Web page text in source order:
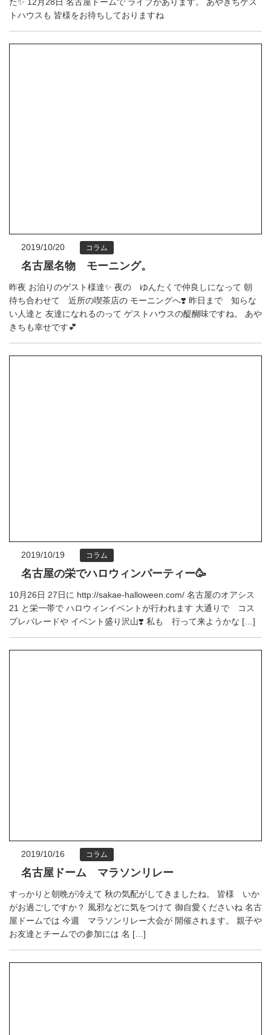
た✨ 12月28日 名古屋ドームで ライブがあります。 あやきちゲス
トハウスも 皆様をお待ちしておりますね
2019/10/20 コラム
名古屋名物 モーニング。
昨夜 お泊りのゲスト様達✨ 夜の ゆんたくで仲良しになって 朝
待ち合わせて 近所の喫茶店の モーニングへ❣️ 昨日まで 知らな
い人達と 友達になれるのって ゲストハウスの醍醐味ですね。 あや
きちも幸せです💕
2019/10/19 コラム
名古屋の栄でハロウィンパーティー🥳
10月26日 27日に http://sakae-halloween.com/ 名古屋のオアシス
21 と栄一帯で ハロウィンイベントが行われます 大通りで コス
プレパレードや イベント盛り沢山❣️ 私も 行って来ようかな […]
2019/10/16 コラム
名古屋ドーム マラソンリレー
すっかりと朝晩が冷えて 秋の気配がしてきましたね。 皆様 いか
がお過ごしですか？ 風邪などに気をつけて 御自愛くださいね 名古
屋ドームでは 今週 マラソンリレー大会が 開催されます。 親子や
お友達とチームでの参加には 名 […]